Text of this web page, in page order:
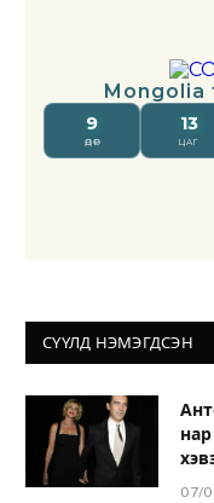
СҮҮЛД НЭМЭГДСЭН
07/